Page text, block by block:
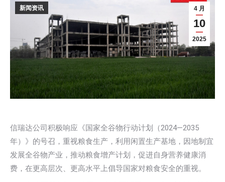
4 月
10
2025
新闻资讯
信瑞达公司积极响应《国家全谷物行动计划（2024—2035
年）》的号召，重视粮食生产，利用闲置生产基地，因地制宜
发展全谷物产业，推动粮食增产计划，促进自身营养健康消
费，在更高层次、更高水平上倡导国家对粮食安全的重视。